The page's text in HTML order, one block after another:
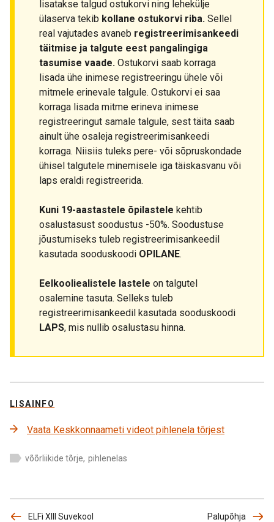
lisatakse talgud ostukorvi ning lehekülje
ülaserva tekib kollane ostukorvi riba. Sellel
real vajutades avaneb registreerimisankeedi
täitmise ja talgute eest pangalingiga
tasumise vaade. Ostukorvi saab korraga
lisada ühe inimese registreeringu ühele või
mitmele erinevale talgule. Ostukorvi ei saa
korraga lisada mitme erineva inimese
registreeringut samale talgule, sest täita saab
ainult ühe osaleja registreerimisankeedi
korraga. Niisiis tuleks pere- või sõpruskondade
ühisel talgutele minemisele iga täiskasvanu või
laps eraldi registreerida.
Kuni 19-aastastele õpilastele kehtib
osalustasust soodustus -50%. Soodustuse
jõustumiseks tuleb registreerimisankeedil
kasutada sooduskoodi OPILANE.
Eelkooliealistele lastele on talgutel
osalemine tasuta. Selleks tuleb
registreerimisankeedil kasutada sooduskoodi
LAPS, mis nullib osalustasu hinna.
LISAINFO
Vaata Keskkonnaameti videot pihlenela tõrjest
võõrliikide tõrje, pihlenelas
ELFi XIII Suvekool
Palupõhja